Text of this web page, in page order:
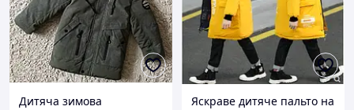
Дитяча зимова
Яскраве дитяче пальто на